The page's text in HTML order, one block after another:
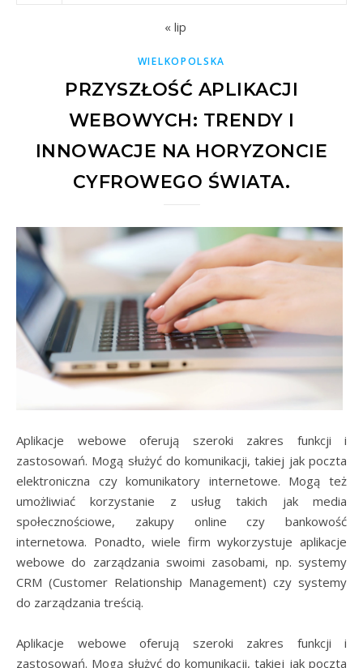
« lip
WIELKOPOLSKA
PRZYSZŁOŚĆ APLIKACJI
WEBOWYCH: TRENDY I
INNOWACJE NA HORYZONCIE
CYFROWEGO ŚWIATA.
Aplikacje webowe oferują szeroki zakres funkcji i
zastosowań. Mogą służyć do komunikacji, takiej jak poczta
elektroniczna czy komunikatory internetowe. Mogą też
umożliwiać korzystanie z usług takich jak media
społecznościowe, zakupy online czy bankowość
internetowa. Ponadto, wiele firm wykorzystuje aplikacje
webowe do zarządzania swoimi zasobami, np. systemy
CRM (Customer Relationship Management) czy systemy
do zarządzania treścią.
Aplikacje webowe oferują szeroki zakres funkcji i
zastosowań. Mogą służyć do komunikacji, takiej jak poczta